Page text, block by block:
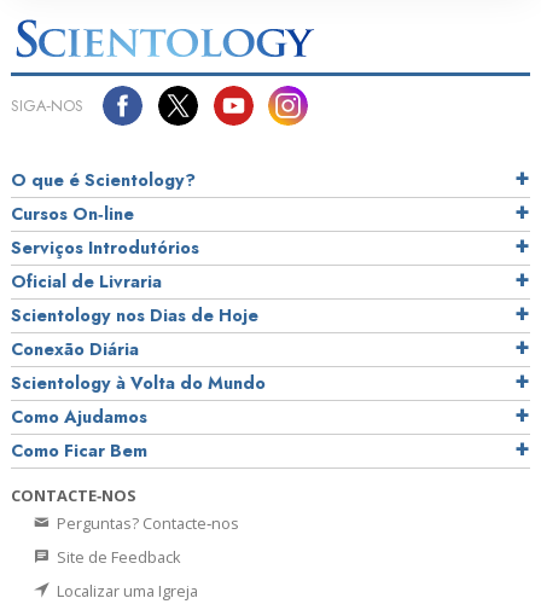
SIGA‑NOS
O que é Scientology?
Cursos On‑line
Serviços Introdutórios
Oficial de Livraria
Scientology nos Dias de Hoje
Conexão Diária
Scientology à Volta do Mundo
Como Ajudamos
Como Ficar Bem
CONTACTE‑NOS
Perguntas? Contacte‑nos
Site de Feedback
Localizar uma Igreja